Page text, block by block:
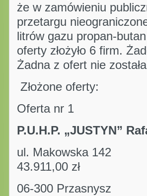
że w zamówieniu
przetargu
litrów gazu propan-
oferty złożyło 6 firm.
Żadna z ofert nie
Złożone oferty:
Oferta nr 1
P.U.H.P. „JUSTYN”
ul.
43.911,00 zł
06-300